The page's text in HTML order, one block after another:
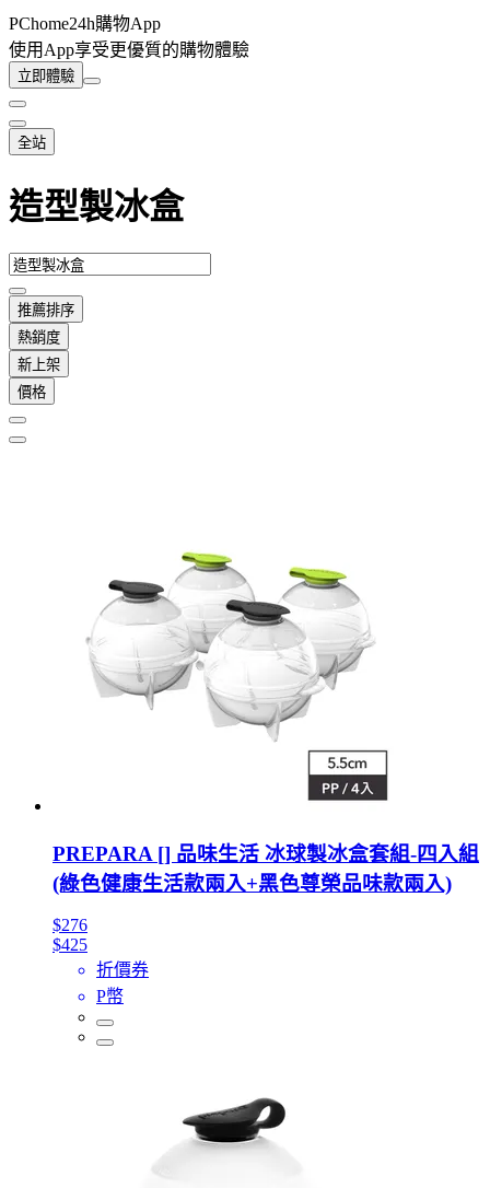
PChome24h購物App
使用App享受更優質的購物體驗
立即體驗
全站
造型製冰盒
推薦排序
熱銷度
新上架
價格
PREPARA [] 品味生活 冰球製冰盒套組-四入組
(綠色健康生活款兩入+黑色尊榮品味款兩入)
$276
$425
折價券
P幣